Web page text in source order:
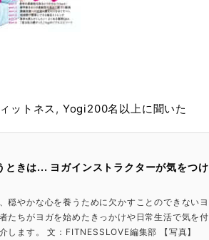
ットネス , Yogi200名以上に聞いた
ときは... ヨガインストラクターが気をつけ
穏やかな心を養うために欠かすことのできないヨ
たちがヨガを始めたきっかけや日常生活で気を付
します。 文：FITNESSLOVE編集部 【写真】